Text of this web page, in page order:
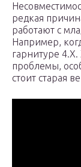
редкая
работают с
Например,
гарнитуре 4.X.
проблемы,
стоит старая